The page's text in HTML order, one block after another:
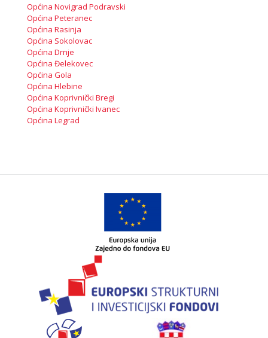
Općina Novigrad Podravski
Općina Peteranec
Općina Rasinja
Općina Sokolovac
Općina Drnje
Općina Đelekovec
Općina Gola
Općina Hlebine
Općina Koprivnički Bregi
Općina Koprivnički Ivanec
Općina Legrad